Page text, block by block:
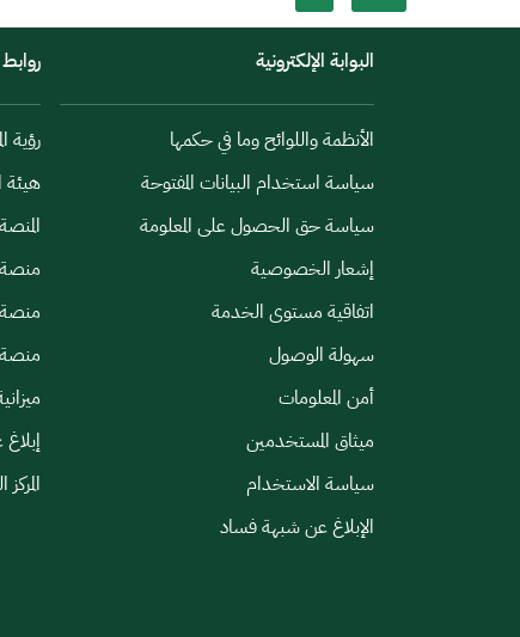
البوابة الإلكترونية
الأنظمة واللوائح وما في حكمها
سياسة استخدام البيانات المفتوحة
سياسة حق الحصول على المعلومة
إشعار الخصوصية
اتفاقية مستوى الخدمة
سهولة الوصول
أمن المعلومات
ميثاق المستخدمين
سياسة الاستخدام
الإبلاغ عن شبهة فساد
رؤية
هيئة
منصة
منصة
منصة